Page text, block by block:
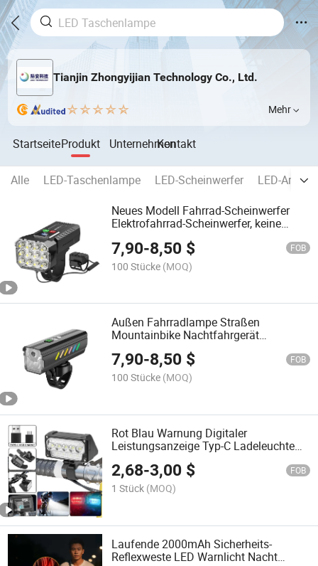
Tianjin Zhongyijian Technology Co., Ltd.
Mehr
StartseiteProdukt UnternehmenKontakt
Alle LED-Taschenlampe LED-Scheinwerfer
LED-
Neues Modell Fahrrad-Scheinwerfer
Elektrofahrrad-Scheinwerfer, keine
Licht für Mountainbike-Lampe
7,90-8,50 $ FOB
100 Stücke (MOQ)
Außen Fahrradlampe Straßen
Mountainbike Nachtfahrgerät
aufladbar langlebige Energie starke
Licht Außen Fahrradlampe,
Fahrradkopf Fahrrad Scheinwerfer
7,90-8,50 $ FOB
100 Stücke (MOQ)
Rot Blau Warnung Digitaler
Leistungsanzeige Typ-C Ladeleuchte
Fahrradlicht für Mountainbike
2,68-3,00 $ FOB
1 Stück (MOQ)
Laufende 2000mAh Sicherheits-
Reflexweste LED Warnlicht Nacht